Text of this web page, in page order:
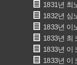
1831년 최
1832년 심
1833년 이
1833년 최
1833년 이
1833년 이